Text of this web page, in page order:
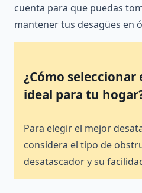
cuenta para que puedas
mantener tus desagües en
¿Cómo seleccionar
ideal para tu
Para elegir el mejor
considera el tipo de
desatascador y su